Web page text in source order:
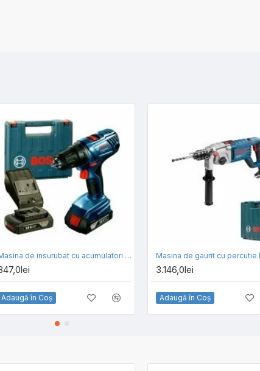
Masina de insurubat cu acumulatori Bosch GSR 180-LI, 2 Acu x 2.0 Ah, valiza
Adaugă în Coş
3.146,0lei
Adaugă în Coş